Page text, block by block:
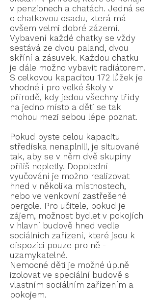
v penzionech a chatách. Jedná se
o chatkovou osadu, která má
ovšem velmi dobré zázemí.
Vybavení každé chatky se vždy
sestává ze dvou paland, dvou
skříní a zásuvek. Každou chatku
je dále možno vybavit radiátorem.
S celkovou kapacitou 172 lůžek je
vhodné i pro velké školy v
přírodě, kdy jedou všechny třídy
na jedno místo a děti se tak
mohou mezi sebou lépe poznat.
Pokud byste celou kapacitu
střediska nenaplnili, je situované
tak, aby se v něm dvě skupiny
příliš nepletly. Dopolední
vyučování je možno realizovat
hned v několika místnostech,
nebo ve venkovní zastřešené
pergole. Pro učitele, pokud je
zájem, možnost bydlet v pokojích
v hlavní budově hned vedle
sociálních zařízení, které jsou k
dispozici pouze pro ně -
uzamykatelné.
Nemocné děti je možné úplně
izolovat ve speciální budově s
vlastním sociálním zařízením a
pokojem.